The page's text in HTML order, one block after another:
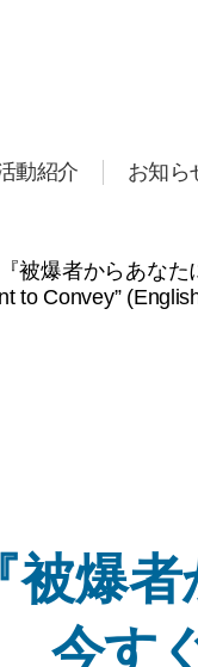
動紹介 お知ら
被爆者からあな
to Convey”
被爆
す